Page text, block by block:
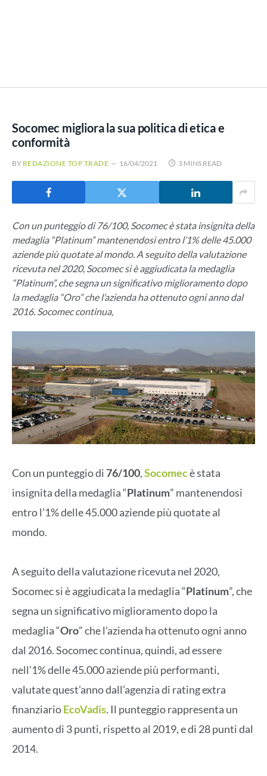
Socomec migliora la sua politica di etica e
conformità
BY REDAZIONE TOP TRADE 16/04/2021 3 MINS READ
Con un punteggio di 76/100, Socomec è stata insignita della
medaglia “Platinum” mantenendosi entro l’1% delle 45.000
aziende più quotate al mondo. A seguito della valutazione
ricevuta nel 2020, Socomec si è aggiudicata la medaglia
“Platinum”, che segna un significativo miglioramento dopo
la medaglia “Oro” che l’azienda ha ottenuto ogni anno dal
2016. Socomec continua,
Con un punteggio di76/100,Socomecè stata
insignita della medaglia “Platinum” mantenendosi
entro l’1% delle 45.000 aziende più quotate al
mondo.
A seguito della valutazione ricevuta nel 2020,
Socomec si è aggiudicata la medaglia “Platinum”, che
segna un significativo miglioramento dopo la
medaglia “Oro” che l’azienda ha ottenuto ogni anno
dal 2016. Socomec continua, quindi, ad essere
nell’1% delle 45.000 aziende più performanti,
valutate quest’anno dall’agenzia di rating extra
finanziarioEcoVadis. Il punteggio rappresenta un
aumento di 3 punti, rispetto al 2019, e di 28 punti dal
2014.